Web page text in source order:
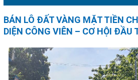
BÁN LÔ ĐẤT VÀNG MẶT TIỀN
DIỆN CÔNG VIÊN – CƠ HỘI ĐẦU